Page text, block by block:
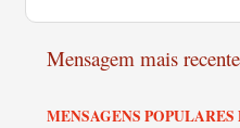
Mensagem mais recente
MENSAGENS